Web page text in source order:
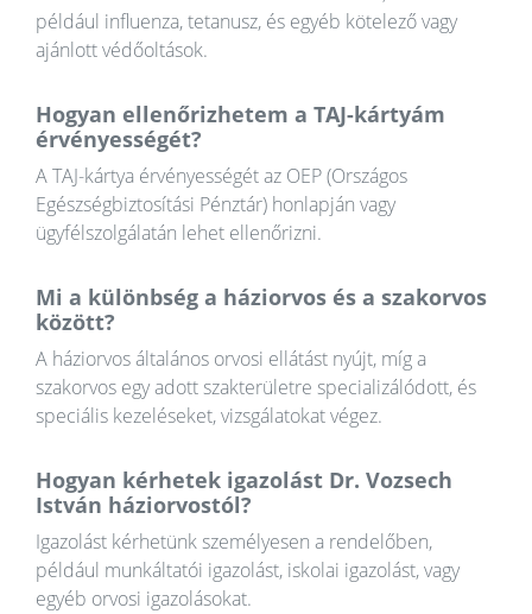
például influenza, tetanusz, és egyéb kötelező vagy
ajánlott védőoltások.
Hogyan ellenőrizhetem a TAJ-kártyám
érvényességét?
A TAJ-kártya érvényességét az OEP (Országos
Egészségbiztosítási Pénztár) honlapján vagy
ügyfélszolgálatán lehet ellenőrizni.
Mi a különbség a háziorvos és a szakorvos
között?
A háziorvos általános orvosi ellátást nyújt, míg a
szakorvos egy adott szakterületre specializálódott, és
speciális kezeléseket, vizsgálatokat végez.
Hogyan kérhetek igazolást Dr. Vozsech
István háziorvostól?
Igazolást kérhetünk személyesen a rendelőben,
például munkáltatói igazolást, iskolai igazolást, vagy
egyéb orvosi igazolásokat.